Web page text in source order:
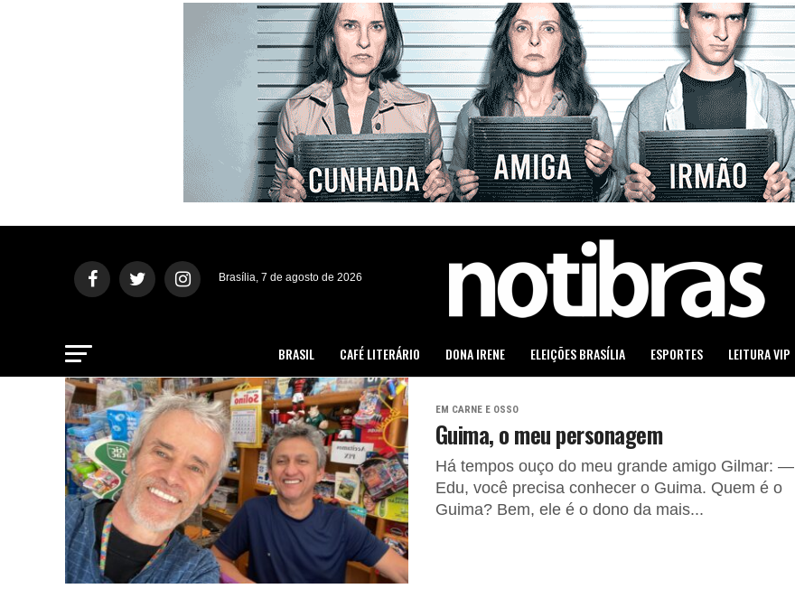
Brasília, 7 de agosto de 2026
BRASIL CAFÉ LITERÁRIO DONA IRENE ELEIÇÕES BRASÍLIA ESPORTES LEITURA VIP
EM CARNE E OSSO
Guima, o meu personagem
Há tempos ouço do meu grande amigo Gilmar: —
Edu, você precisa conhecer o Guima. Quem é o
Guima? Bem, ele é o dono da mais...